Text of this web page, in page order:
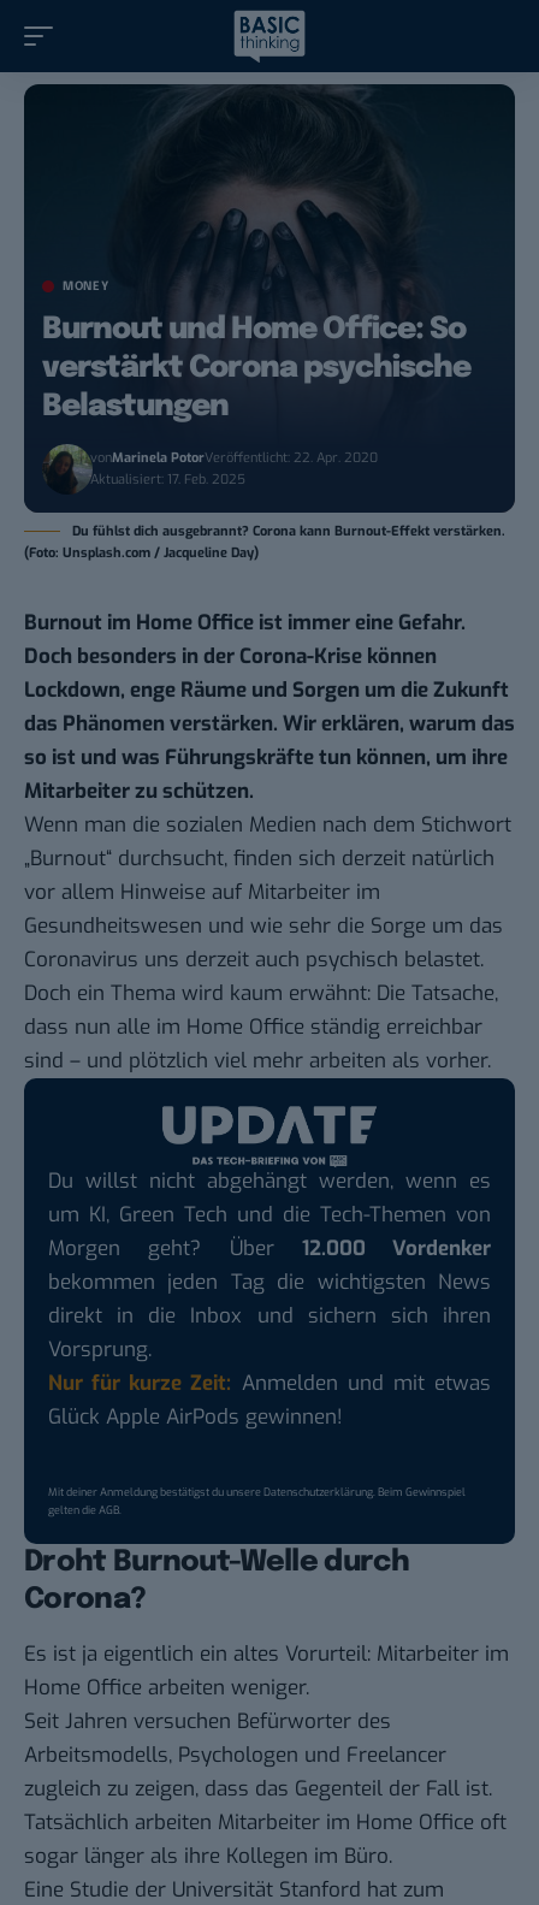
MONEY
Burnout und Home Office: So
verstärkt Corona psychische
Belastungen
vonMarinela PotorVeröffentlicht: 22. Apr. 2020
Aktualisiert: 17. Feb. 2025
Du fühlst dich ausgebrannt? Corona kann Burnout-Effekt verstärken.
(Foto: Unsplash.com / Jacqueline Day)
Burnout im Home Office ist immer eine Gefahr.
Doch besonders in der Corona-Krise können
Lockdown, enge Räume und Sorgen um die Zukunft
das Phänomen verstärken. Wir erklären, warum das
so ist und was Führungskräfte tun können, um ihre
Mitarbeiter zu schützen.
Wenn man die sozialen Medien nach dem Stichwort
„Burnout“ durchsucht, finden sich derzeit natürlich
vor allem Hinweise auf Mitarbeiter im
Gesundheitswesen und wie sehr die Sorge um das
Coronavirus uns derzeit auch psychisch belastet.
Doch ein Thema wird kaum erwähnt: Die Tatsache,
dass nun alle im Home Office ständig erreichbar
sind – und plötzlich viel mehr arbeiten als vorher.
Du willst nicht abgehängt werden, wenn es
um KI, Green Tech und die Tech-Themen von
Morgen geht? Über 12.000 Vordenker
bekommen jeden Tag die wichtigsten News
direkt in die Inbox und sichern sich ihren
Vorsprung.
Nur für kurze Zeit: Anmelden und mit etwas
Glück Apple AirPods gewinnen!
Mit deiner Anmeldung bestätigst du unsereDatenschutzerklärung. Beim Gewinnspiel
gelten dieAGB.
Droht Burnout-Welle durch
Corona?
Es ist ja eigentlich ein altes Vorurteil: Mitarbeiter im
Home Office arbeiten weniger.
Seit Jahren versuchen Befürworter des
Arbeitsmodells, Psychologen und Freelancer
zugleich zu zeigen, dass das Gegenteil der Fall ist.
Tatsächlich arbeiten Mitarbeiter im Home Office oft
sogar länger als ihre Kollegen im Büro.
Eine Studie der Universität Stanford hat zum